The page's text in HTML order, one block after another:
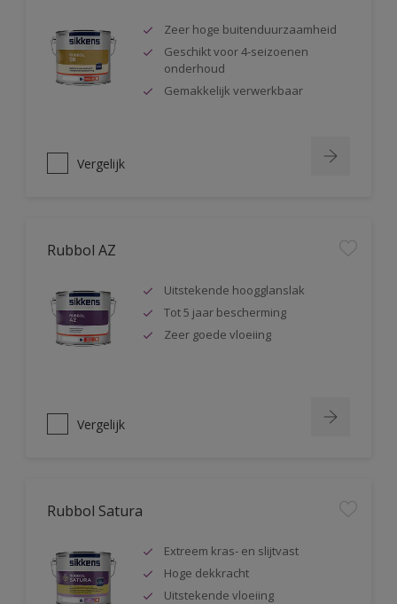
Zeer hoge buitenduurzaamheid
Geschikt voor 4-seizoenen
onderhoud
Gemakkelijk verwerkbaar
Vergelijk
Rubbol AZ
Uitstekende hoogglanslak
Tot 5 jaar bescherming
Zeer goede vloeiing
Vergelijk
Rubbol Satura
Extreem kras- en slijtvast
Hoge dekkracht
Uitstekende vloeiing